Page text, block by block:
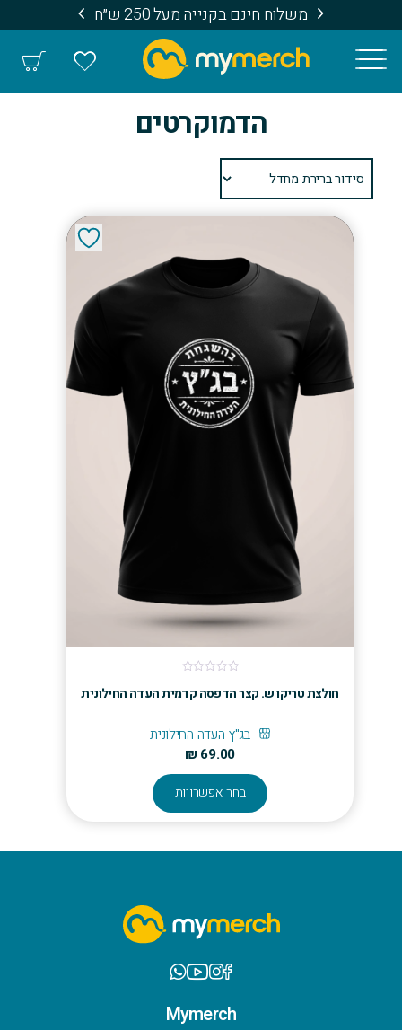
משלוח חינם בקנייה מעל 250 ש״ח
הדמוקרטים
חולצת טריקו ש. קצר הדפסה קדמית העדה החילונית
בג"ץ העדה החילונית
₪69.00
בחר אפשרויות
זה
יש
מספר
לבחור
את
Mymerch